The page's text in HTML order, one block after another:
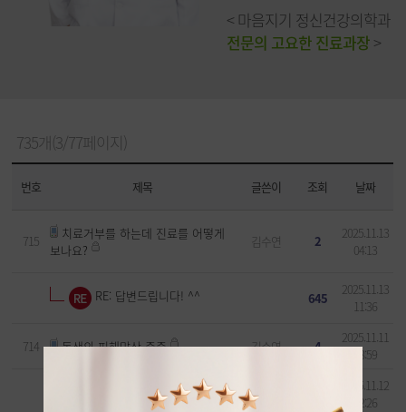
< 마음지기 정신건강의학과
전문의 고요한 진료과장 >
735개(3/77페이지)
번호 제목 글쓴이 조회 날짜
715
치료거부를 하는데 진료를 어떻게
보나요?
김수연 2
2025.11.13
04:13
RE: 답변드립니다! ^^ 645
2025.11.13
11:36
714 동생의 피해망상 중증 김수연 4
2025.11.11
08:59
RE: 답변드립니다! ^^
2025.11.12
12:26